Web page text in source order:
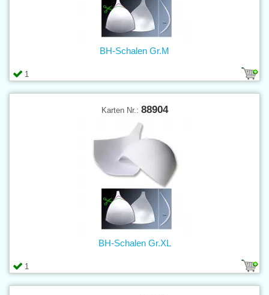
1
BH-Schalen Gr.M
Karten Nr.: 88904
1
BH-Schalen Gr.XL